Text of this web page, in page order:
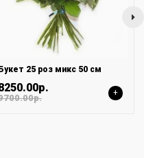
Букет 25 роз микс 50 см
+